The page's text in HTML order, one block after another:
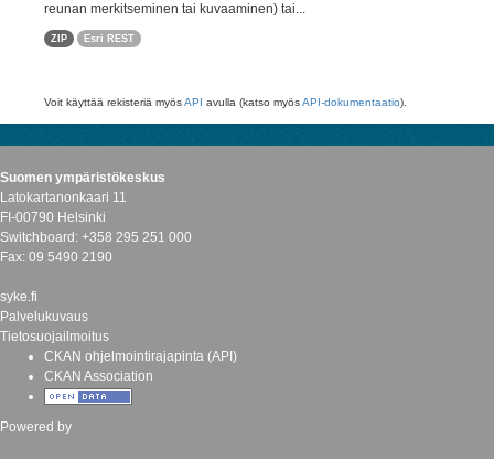
reunan merkitseminen tai kuvaaminen) tai...
ZIP Esri REST
Voit käyttää rekisteriä myösAPI avulla (katso myösAPI-dokumentaatio).
Suomen ympäristökeskus
Latokartanonkaari 11
FI-00790 Helsinki
Switchboard: +358 295 251 000
Fax: 09 5490 2190
syke.fi
Palvelukuvaus
Tietosuojailmoitus
CKAN ohjelmointirajapinta (API)
CKAN Association
Powered by